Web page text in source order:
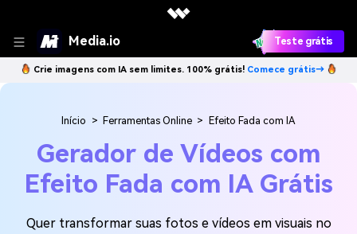
Media.io Teste grátis
Crie imagens com IA sem limites. 100% grátis! Comece grátis→
Início > Ferramentas Online > Efeito Fada com IA
Gerador de Vídeos com
Efeito Fada com IA Grátis
Quer transformar suas fotos e vídeos em visuais no